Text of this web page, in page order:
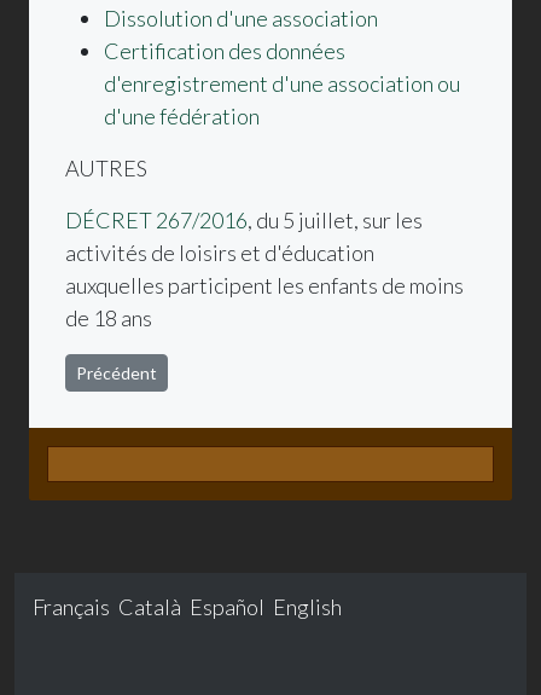
Dissolution d'une association
Certification des données
d'enregistrement d'une association ou
d'une fédération
AUTRES
DÉCRET 267/2016, du 5 juillet, sur les
activités de loisirs et d'éducation
auxquelles participent les enfants de moins
de 18 ans
Article précédent : Entitats
Précédent
Français Català Español English